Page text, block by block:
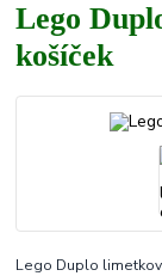
Lego
košíček
Lego Duplo